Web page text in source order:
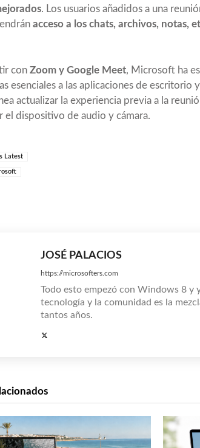
. Los usuarios añadidos a una
acceso a los chats, archivos, notas,
con Zoom y Google Meet, Microsoft ha
esenciales a las aplicaciones de
actualizar la experiencia previa a la
el dispositivo de audio y cámara.
Latest
JOSÉ PALACIOS
https://microsofters.com
Todo esto empezó con Windows 8 y
tecnología y la comunidad es la
tantos años.